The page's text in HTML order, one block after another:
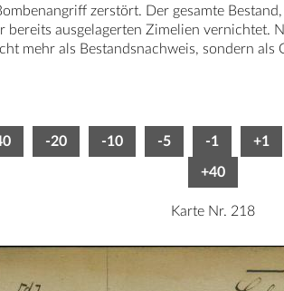
zerstört. Der gesamte Bestand,
bereits ausgelagerten Zimelien vernichtet.
mehr als Bestandsnachweis, sondern als
-20 -10 -5 -1 +1
+40
Karte Nr. 218